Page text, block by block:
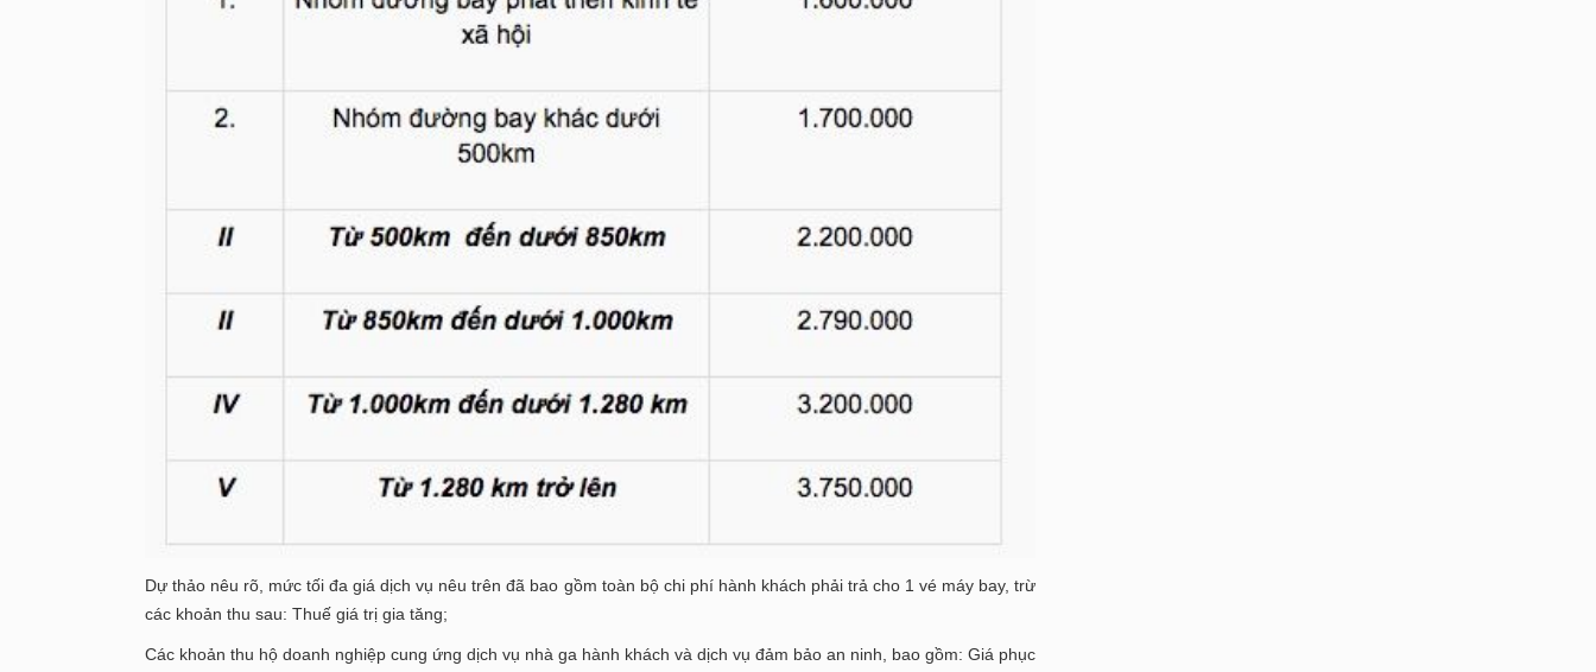
Dự thảo nêu rõ, mức tối đa giá dịch vụ nêu trên đã bao gồm toàn bộ chi phí hành khách phải trả cho 1 vé máy bay, trừ
các khoản thu sau: Thuế giá trị gia tăng;
Các khoản thu hộ doanh nghiệp cung ứng dịch vụ nhà ga hành khách và dịch vụ đảm bảo an ninh, bao gồm: Giá phục